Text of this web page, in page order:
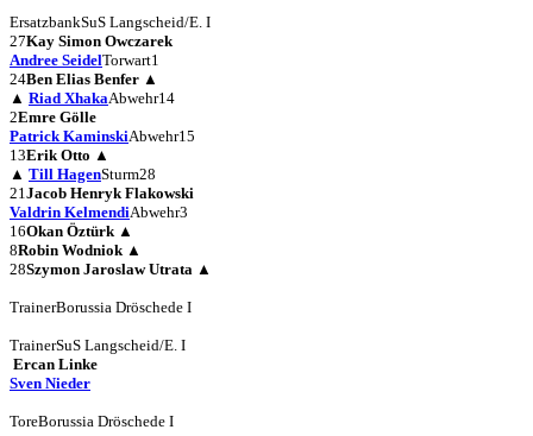
ErsatzbankSuS Langscheid/E. I
27Kay Simon Owczarek
Andree SeidelTorwart1
24Ben Elias Benfer ▲
▲ Riad XhakaAbwehr14
2Emre Gölle
Patrick KaminskiAbwehr15
13Erik Otto ▲
▲ Till HagenSturm28
21Jacob Henryk Flakowski
Valdrin KelmendiAbwehr3
16Okan Öztürk ▲
8Robin Wodniok ▲
28Szymon Jaroslaw Utrata ▲
TrainerBorussia Dröschede I
TrainerSuS Langscheid/E. I
Ercan Linke
Sven Nieder
ToreBorussia Dröschede I